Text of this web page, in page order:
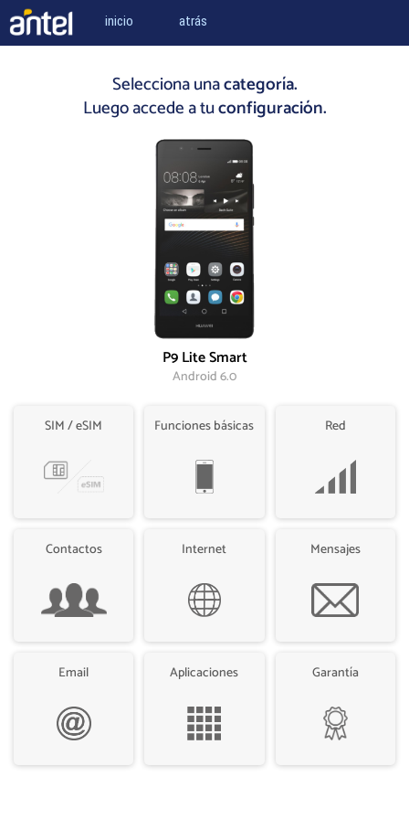
inicio atrás
Selecciona unacategoría.
Luego accede a tuconfiguración.
P9 Lite Smart
Android 6.0
SIM / eSIM Funciones básicas Red
Contactos Internet Mensajes
Email Aplicaciones Garantía